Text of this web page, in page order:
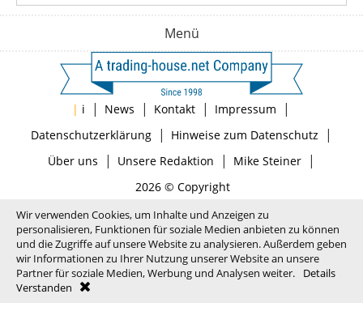
Menü
| i | News | Kontakt | Impressum |
Datenschutzerklärung| Hinweise zum Datenschutz |
Über uns | Unsere Redaktion | Mike Steiner|
2026 © Copyright
Wir verwenden Cookies, um Inhalte und Anzeigen zu
personalisieren, Funktionen für soziale Medien anbieten zu können
und die Zugriffe auf unsere Website zu analysieren. Außerdem geben
wir Informationen zu Ihrer Nutzung unserer Website an unsere
Partner für soziale Medien, Werbung und Analysen weiter.
Details
Verstanden